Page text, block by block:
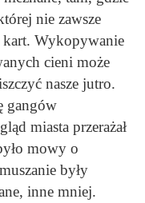
nie zawsze
Wykopywanie
cieni może
nasze jutro.
gangów
miasta przerażał
mowy o
były
inne mniej.